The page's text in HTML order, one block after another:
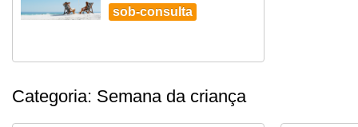
sob-consulta
Categoria: Semana da criança